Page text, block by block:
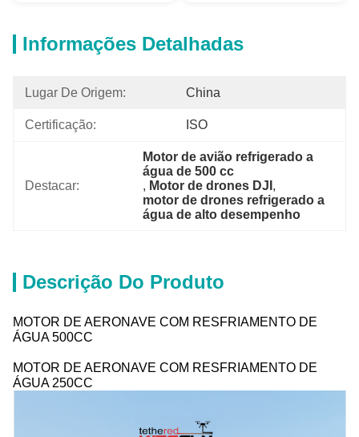
Informações Detalhadas
Lugar De Origem: China
Certificação: ISO
Destacar:
Motor de avião refrigerado a
água de 500 cc
, Motor de drones DJI ,
motor de drones refrigerado a
água de alto desempenho
Descrição Do Produto
MOTOR DE AERONAVE COM RESFRIAMENTO DE
ÁGUA 500CC
MOTOR DE AERONAVE COM RESFRIAMENTO DE
ÁGUA 250CC